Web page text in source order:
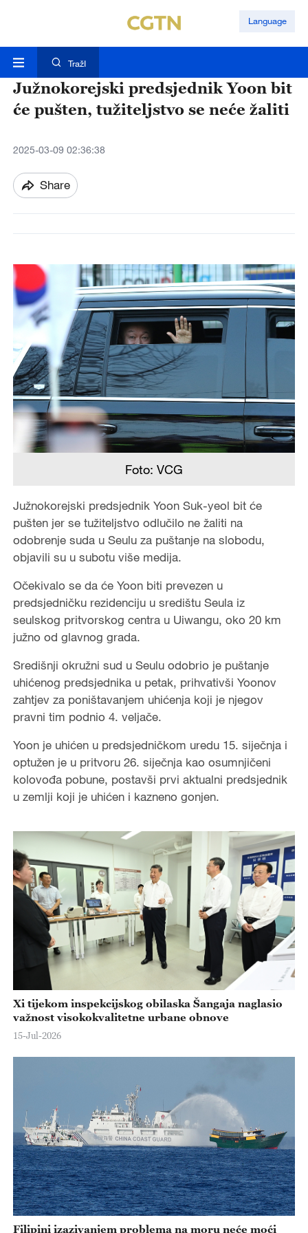
Language
TražI
Južnokorejski predsjednik Yoon bit
će pušten, tužiteljstvo se neće žaliti
2025-03-09 02:36:38
Share
Foto: VCG
Južnokorejski predsjednik Yoon Suk-yeol bit će
pušten jer se tužiteljstvo odlučilo ne žaliti na
odobrenje suda u Seulu za puštanje na slobodu,
objavili su u subotu više medija.
Očekivalo se da će Yoon biti prevezen u
predsjedničku rezidenciju u središtu Seula iz
seulskog pritvorskog centra u Uiwangu, oko 20 km
južno od glavnog grada.
Središnji okružni sud u Seulu odobrio je puštanje
uhićenog predsjednika u petak, prihvativši Yoonov
zahtjev za poništavanjem uhićenja koji je njegov
pravni tim podnio 4. veljače.
Yoon je uhićen u predsjedničkom uredu 15. siječnja i
optužen je u pritvoru 26. siječnja kao osumnjičeni
kolovođa pobune, postavši prvi aktualni predsjednik
u zemlji koji je uhićen i kazneno gonjen.
Xi tijekom inspekcijskog obilaska Šangaja naglasio
važnost visokokvalitetne urbane obnove
15-Jul-2026
Filipini izazivanjem problema na moru neće moći